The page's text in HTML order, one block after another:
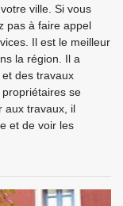
ville. Si vous
pas à faire appel
Il est le meilleur
la région. Il a
des travaux
se
aux travaux, il
et de voir les